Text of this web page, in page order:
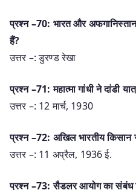
प्रश्न –70: भारत और
हैं?
उत्तर –: डुरण्ड रेखा
प्रश्न –71: महात्मा गांधी ने दांडी
उत्तर –: 12 मार्च, 1930
प्रश्न –72: अखिल भारतीय किसान
उत्तर –: 11 अप्रैल, 1936 ई.
प्रश्न –73: सैडलर आयोग का संबंध